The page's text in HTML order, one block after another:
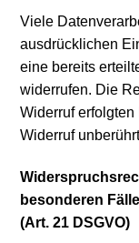
Viele
ausdrücklichen
eine bereits
widerrufen. Die
Widerruf
Widerruf
besonderen
(Art. 21 DSGVO)